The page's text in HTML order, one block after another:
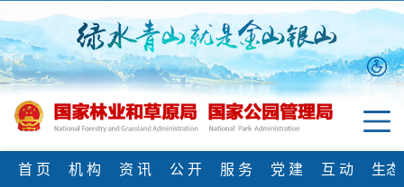
首 页 机 构 资 讯 公 开 服 务 党 建 互 动
生